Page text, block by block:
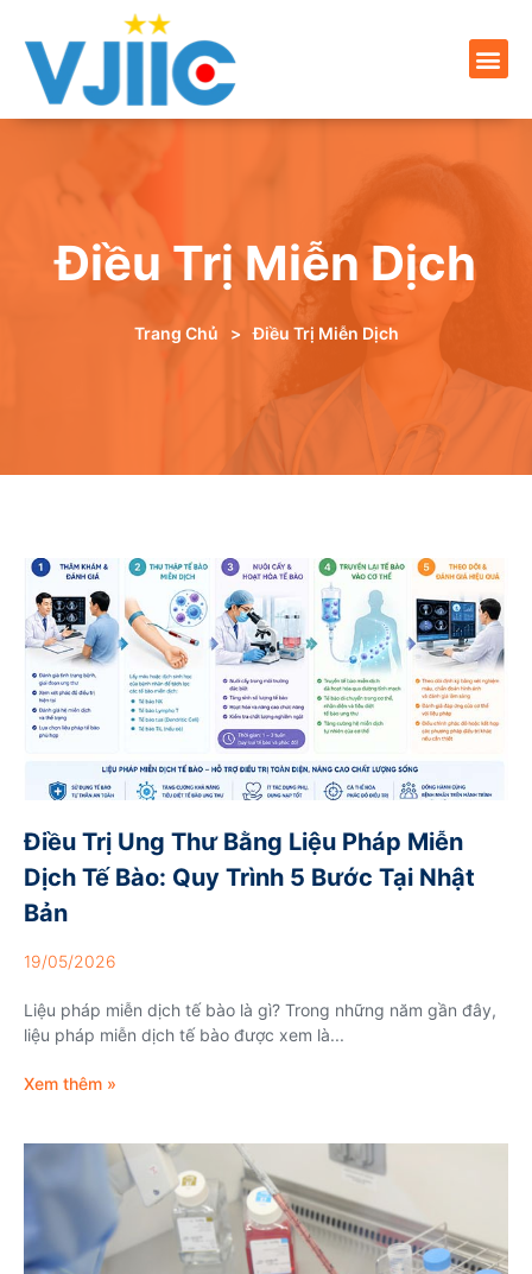
Điều Trị Miễn Dịch
Trang Chủ > Điều Trị Miễn Dịch
Điều Trị Ung Thư Bằng Liệu Pháp Miễn
Dịch Tế Bào: Quy Trình 5 Bước Tại Nhật
Bản
19/05/2026
Liệu pháp miễn dịch tế bào là gì? Trong những năm gần đây,
liệu pháp miễn dịch tế bào được xem là...
Xem thêm »